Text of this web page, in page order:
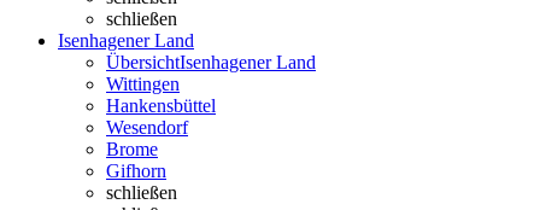
schließen
Isenhagener Land
ÜbersichtIsenhagener Land
Wittingen
Hankensbüttel
Wesendorf
Brome
Gifhorn
schließen